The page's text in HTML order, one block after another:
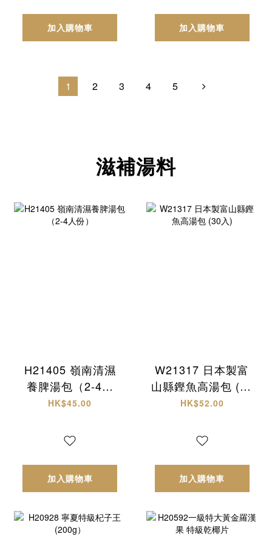
加入購物車 加入購物車
1 2 3 4 5
滋補湯料
H21405 嶺南清濕
養脾湯包（2-4人
份）
HK$45.00
加入購物車
W21317 日本製富
山縣鏗魚高湯包 (30
入)
HK$52.00
加入購物車